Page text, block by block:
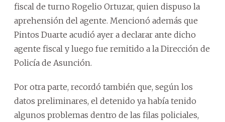
fiscal de turno Rogelio Ortuzar, quien dispuso la
aprehensión del agente. Mencionó además que
Pintos Duarte acudió ayer a declarar ante dicho
agente fiscal y luego fue remitido a la Dirección de
Policía de Asunción.
Por otra parte, recordó también que, según los
datos preliminares, el detenido ya había tenido
algunos problemas dentro de las filas policiales,